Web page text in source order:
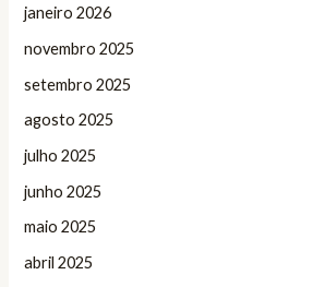
janeiro 2026
novembro 2025
setembro 2025
agosto 2025
julho 2025
junho 2025
maio 2025
abril 2025